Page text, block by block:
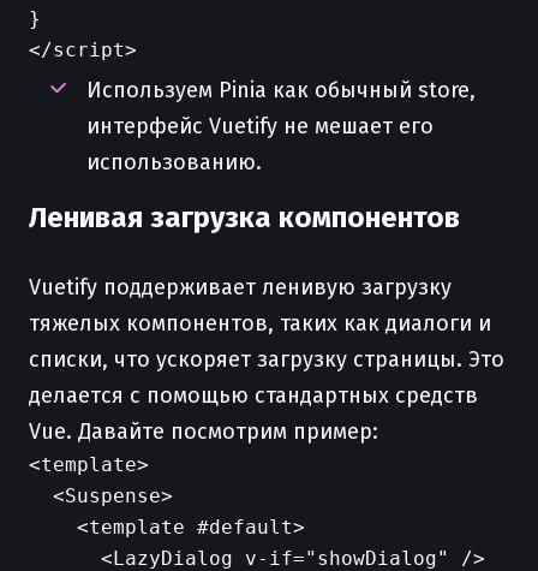
}
Используем Pinia как обычный store,
интерфейс Vuetify не мешает его
использованию.
Ленивая загрузка компонентов
Vuetify поддерживает ленивую загрузку
тяжелых компонентов, таких как диалоги и
списки, что ускоряет загрузку страницы. Это
делается с помощью стандартных средств
Vue. Давайте посмотрим пример:
<template>
  <Suspense>
    <template #default>
      <LazyDialog v-if="showDialog" />